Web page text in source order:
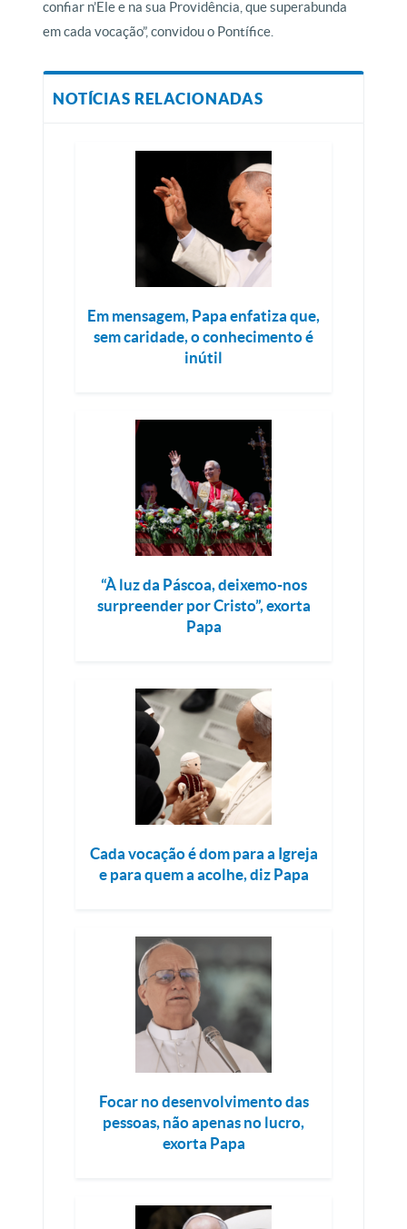
confiar n’Ele e na sua Providência, que superabunda
em cada vocação”, convidou o Pontífice.
NOTÍCIAS RELACIONADAS
Em mensagem, Papa enfatiza que,
sem caridade, o conhecimento é
inútil
“À luz da Páscoa, deixemo-nos
surpreender por Cristo”, exorta
Papa
Cada vocação é dom para a Igreja
e para quem a acolhe, diz Papa
Focar no desenvolvimento das
pessoas, não apenas no lucro,
exorta Papa